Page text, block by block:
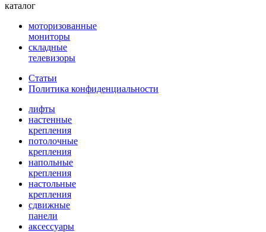
каталог
моторизованные
мониторы
складные
телевизоры
Статьи
Политика конфиденциальности
лифты
настенные
крепления
потолочные
крепления
напольные
крепления
настольные
крепления
сдвижные
панели
аксессуары